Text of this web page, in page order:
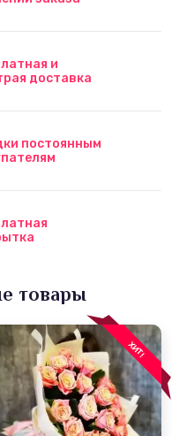
и
доставка
постоянным
товары
ХИТ!